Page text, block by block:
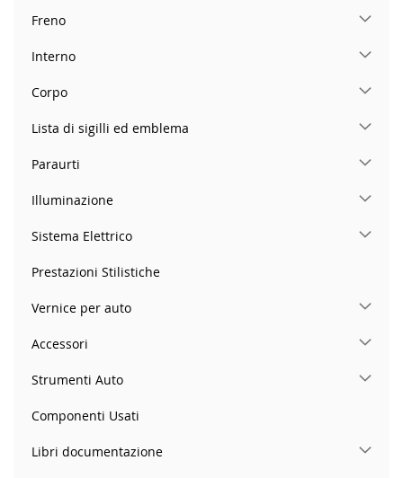
Freno
Interno
Corpo
Lista di sigilli ed emblema
Paraurti
Illuminazione
Sistema Elettrico
Prestazioni Stilistiche
Vernice per auto
Accessori
Strumenti Auto
Componenti Usati
Libri documentazione